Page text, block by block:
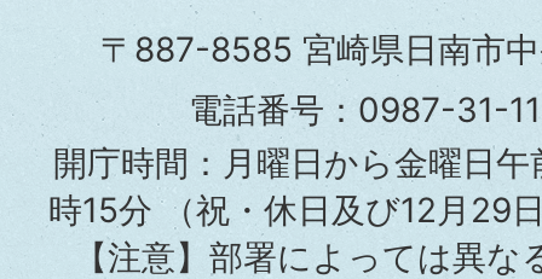
市
役
所
〒887-8585 宮崎県日南市
電話番号：0987-31-
開庁時間：月曜日から金曜日
時15分（祝・休日及び12月29
【注意】部署によっては異